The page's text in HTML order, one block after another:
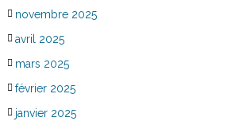
novembre 2025
avril 2025
mars 2025
février 2025
janvier 2025